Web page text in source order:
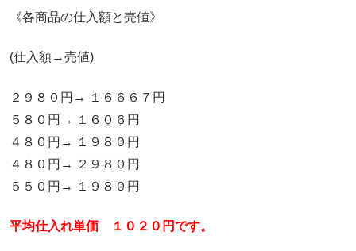
《各商品の仕入額と売値》
(仕入額→売値)
２９８０円→ １６６６７円
５８０円→ １６０６円
４８０円→ １９８０円
４８０円→ ２９８０円
５５０円→ １９８０円
平均仕入れ単価 １０２０円です。